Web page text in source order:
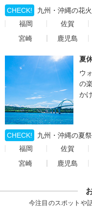
CHECK!
九州・沖縄の花
福岡
佐賀
宮崎
鹿児島
夏
ウ
の
か
CHECK!
九州・沖縄の夏
福岡
佐賀
宮崎
鹿児島
今注目のスポットや